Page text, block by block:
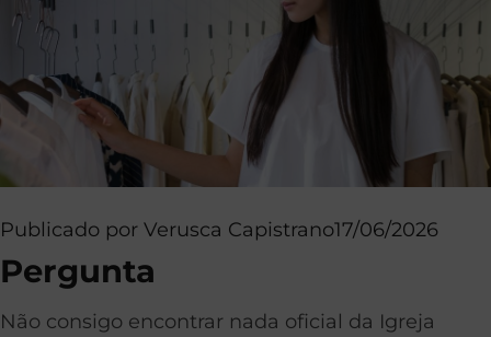
Publicado por Verusca Capistrano17/06/2026
Pergunta
Não consigo encontrar nada oficial da Igreja